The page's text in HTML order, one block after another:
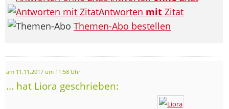
Antworten mit Zitat
Themen-Abo bestellen
am 11.11.2017 um 11:58 Uhr
... hat Liora geschrieben: